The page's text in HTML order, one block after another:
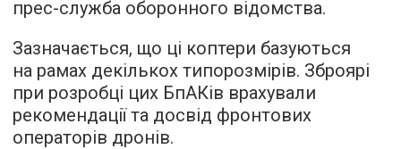
прес-служба оборонного відомства.
Зазначається, що ці коптери базуються
на рамах декількох типорозмірів. Зброярі
при розробці цих БпАКів врахували
рекомендації та досвід фронтових
операторів дронів.